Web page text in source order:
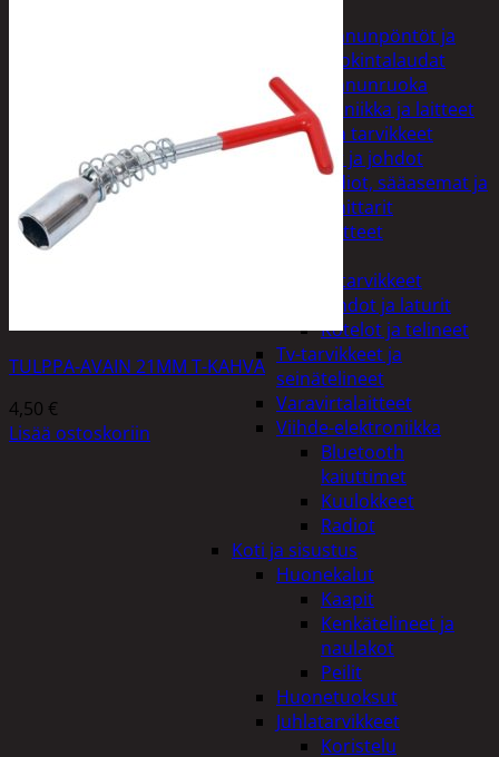
Linnunpöntöt ja
ruokintalaudat
Linnunruoka
Kodin elektroniikka ja laitteet
Imurit ja tarvikkeet
Kaapelit ja johdot
Kelloradiot, sääasemat ja
lämpömittarit
Oheislaitteet
Puhelintarvikkeet
Johdot ja laturit
Kotelot ja telineet
Tv-tarvikkeet ja
seinätelineet
Varavirtalaitteet
Viihde-elektroniikka
Bluetooth
kaiuttimet
Kuulokkeet
Radiot
Koti ja sisustus
Huonekalut
Kaapit
Kenkätelineet ja
naulakot
Peilit
Huonetuoksut
Juhlatarvikkeet
Koristelu
TULPPA-AVAIN 21MM T-KAHVA
4,50 €
Lisää ostoskoriin